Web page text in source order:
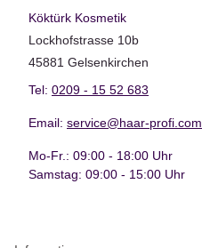
Köktürk Kosmetik
Lockhofstrasse 10b
45881 Gelsenkirchen
Tel: 0209 - 15 52 683
Email: service@haar-profi.com
Mo-Fr.: 09:00 - 18:00 Uhr
Samstag: 09:00 - 15:00 Uhr